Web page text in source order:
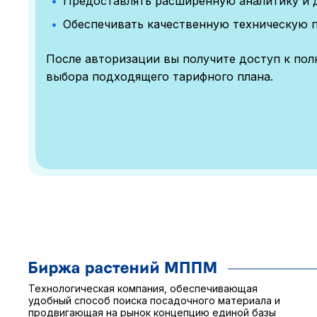
Обеспечивать качественную техническую
После авторизации вы получите доступ к
выбора подходящего тарифного плана.
Технологическая компания, обеспечивающая
удобный способ поиска посадочного материала и
продвигающая на рынок концепцию единой базы